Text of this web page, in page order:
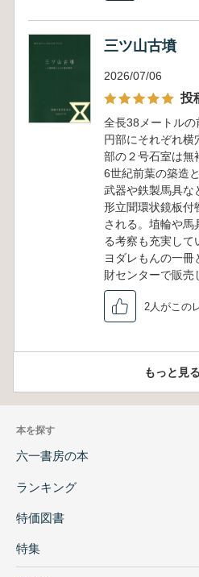
三ツ山古墳
2026/07/06
投
全長38メートル
円部にそれぞれ横
部の２号石室は無
6世紀前葉の築造
武器や鉄製馬具な
形立聞環状鏡板付
される。埴輪や馬
る考察も充実して
ヨダレもんの一
財センターで販売
2人がこの
もっと見る
本を探す
六一書房の本
ランキング
特価図書
特集